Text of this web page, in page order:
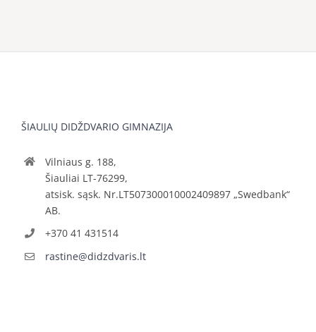
ŠIAULIŲ DIDŽDVARIO GIMNAZIJA
Vilniaus g. 188,
Šiauliai LT-76299,
atsisk. sąsk. Nr.LT507300010002409897 „Swedbank“
AB.
+370 41 431514
rastine@didzdvaris.lt